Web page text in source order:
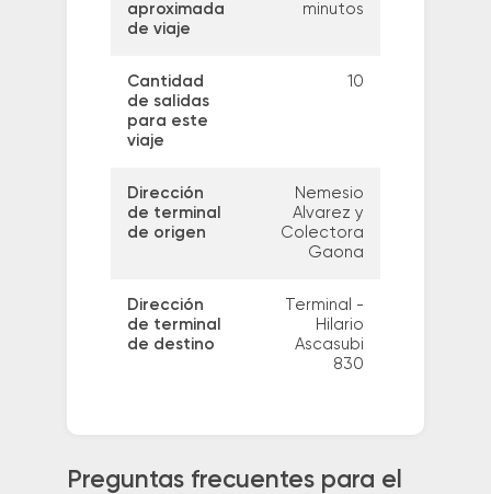
aproximada
de viaje
minutos
Cantidad
de salidas
para este
viaje
10
Dirección
de terminal
de origen
Nemesio
Alvarez y
Colectora
Gaona
Dirección
de terminal
de destino
Terminal -
Hilario
Ascasubi
830
Preguntas frecuentes para el